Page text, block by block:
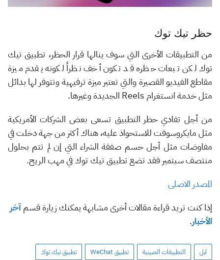
حظر تيك توك
من التطبيقات الأخرى التي سوف ينالها قرار الحظر، تطبيق تيك
توك لكن تبعات حظره قد تكون أخف نظراً لكونه يقدم ميزة
مقاطع الفيديو القصيرة والتي تعتبر ميزة ترفيهية وتتوفر لها بدائل
مثل خدمة انستغرام Reels الجديدة وغيرها.
من أجل تفادي حظر التطبيق تسعى بعض الشركات الأمريكية
مثل مايكروسوفت للاستحواذ عليه، هناك أكثر من جهة دخلت في
مفاوضات مثل أجل حسم صفقة الشراء التي إن لم تتم بحلول
منتصف سبتمبر فقد تضع تطبيق تيك توك في مهب الريح.
المصدر الاصلى
إذا كنت تريد قراءة مقالات أخرى مشابهة يمكنك زيارة قسمآخر
الأخبار.
ابل التطبيقات الصينية تطبيق WeChat تطبيق تيك توك